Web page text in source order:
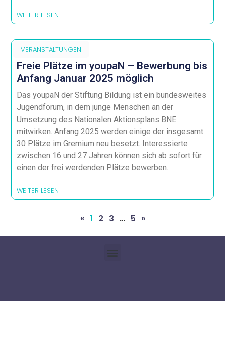
WEITER LESEN
VERANSTALTUNGEN
Freie Plätze im youpaN – Bewerbung bis
Anfang Januar 2025 möglich
Das youpaN der Stiftung Bildung ist ein bundesweites
Jugendforum, in dem junge Menschen an der
Umsetzung des Nationalen Aktionsplans BNE
mitwirken. Anfang 2025 werden einige der insgesamt
30 Plätze im Gremium neu besetzt. Interessierte
zwischen 16 und 27 Jahren können sich ab sofort für
einen der frei werdenden Plätze bewerben.
WEITER LESEN
« 1 2 3 … 5 »